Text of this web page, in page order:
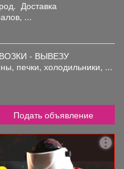
Доставка
...
- ВЫВЕЗУ
печки, холодильники, ...
Подать объявление